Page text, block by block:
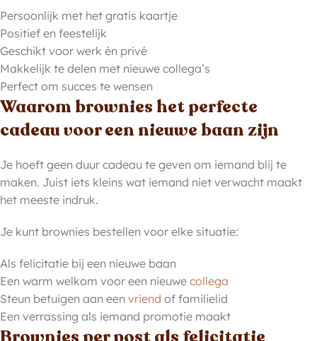
Persoonlijk met het gratis kaartje
Positief en feestelijk
Geschikt voor werk én privé
Makkelijk te delen met nieuwe collega’s
Perfect om succes te wensen
Waarom brownies het perfecte
cadeau voor een nieuwe baan zijn
Je hoeft geen duur cadeau te geven om iemand blij te
maken. Juist iets kleins wat iemand niet verwacht maakt
het meeste indruk.
Je kunt brownies bestellen voor elke situatie:
Als felicitatie bij een nieuwe baan
Een warm welkom voor een nieuwe collega
Steun betuigen aan een vriend of familielid
Een verrassing als iemand promotie maakt